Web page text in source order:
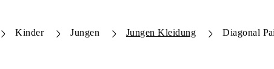
Kinder Jungen Jungen Kleidung Diagonal